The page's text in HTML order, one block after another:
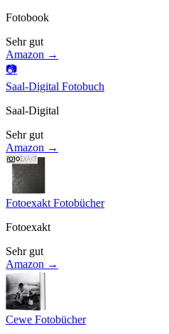
Fotobook
Sehr gut
Amazon →
📷
Saal-Digital Fotobuch
Saal-Digital
Sehr gut
Amazon →
Fotoexakt Fotobücher
Fotoexakt
Sehr gut
Amazon →
Cewe Fotobücher